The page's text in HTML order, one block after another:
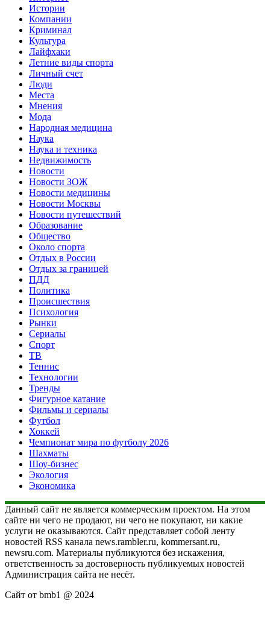
Истории
Компании
Криминал
Культура
Лайфхаки
Летние виды спорта
Личный счет
Люди
Места
Мнения
Мода
Народная медицина
Наука
Наука и техника
Недвижимость
Новости
Новости ЗОЖ
Новости медицины
Новости Москвы
Новости путешествий
Образование
Общество
Около спорта
Отдых в России
Отдых за границей
ПДД
Политика
Происшествия
Психология
Рынки
Сериалы
Спорт
ТВ
Теннис
Технологии
Тренды
Фигурное катание
Фильмы и сериалы
Футбол
Хоккей
Чемпионат мира по футболу 2026
Шахматы
Шоу-бизнес
Экология
Экономика
Данный сайт не является коммерческим проектом. На этом
сайте ни чего не продают, ни чего не покупают, ни какие
услуги не оказываются. Сайт представляет собой ленту
новостей RSS канала news.rambler.ru, kommersant.ru,
newsru.com. Материалы публикуются без искажения,
ответственность за достоверность публикуемых новостей
Администрация сайта не несёт.
Сайт от bmb1 @ 2024